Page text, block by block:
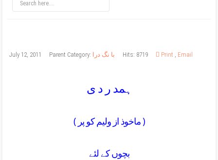
July 12, 2011 Parent Category: با نگ درا Hits: 8719 Print , Email
ہمد ر د ی
( ماخوذ از وليم کو پر )
بچوں کے لئے